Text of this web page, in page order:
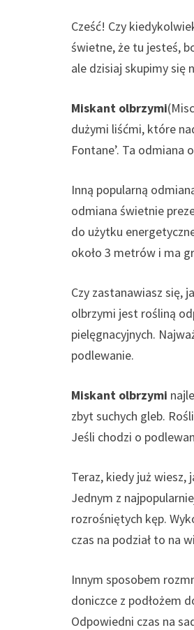
Cześć! Czy
świetne, że tu jesteś,
ale dzisiaj skupimy się
Miskant olbrzymi
dużymi liśćmi, które
Fontane’. Ta odmiana
Inną popularną
odmiana świetnie
do użytku
około 3 metrów i ma
Czy zastanawiasz się,
olbrzymi jest rośliną
pielęgnacyjnych.
podlewanie.
Miskant olbrzymi
zbyt suchych gleb.
Jeśli chodzi o
Teraz, kiedy już
Jednym z
rozrośniętych kęp.
czas na podział to na
Innym sposobem
doniczce z podłożem
Odpowiedni czas na